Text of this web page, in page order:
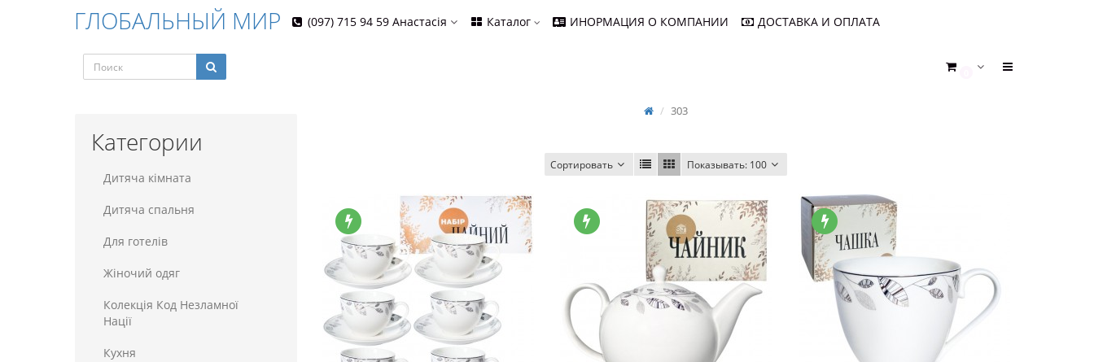
ГЛОБАЛЬНЫЙ МИР (097) 715 94 59 Анастасія Каталог ИНОРМАЦИЯ О КОМПАНИИ ДОСТАВКА И ОПЛАТА
Категории
Дитяча кімната
Дитяча спальня
Для готелiв
Жіночий одяг
Колекція Код Незламної
Нації
Кухня
303
Сортировать Показывать: 100